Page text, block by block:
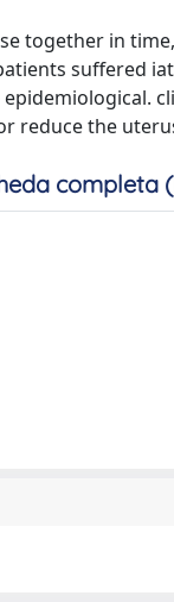
together in
suffered
reduce the
completa